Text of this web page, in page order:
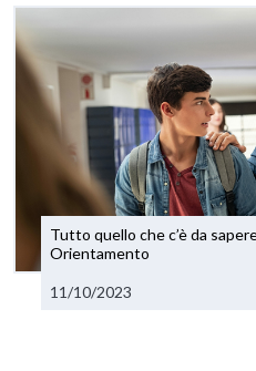
Tutto quello che c’è da
Orientamento
11/10/2023